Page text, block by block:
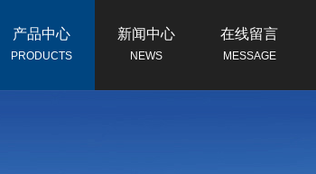
产品中心
PRODUCTS
新闻中心
NEWS
在线留言
MESSAGE